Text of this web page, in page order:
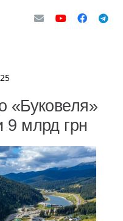
«Буковеля»
9 млрд грн